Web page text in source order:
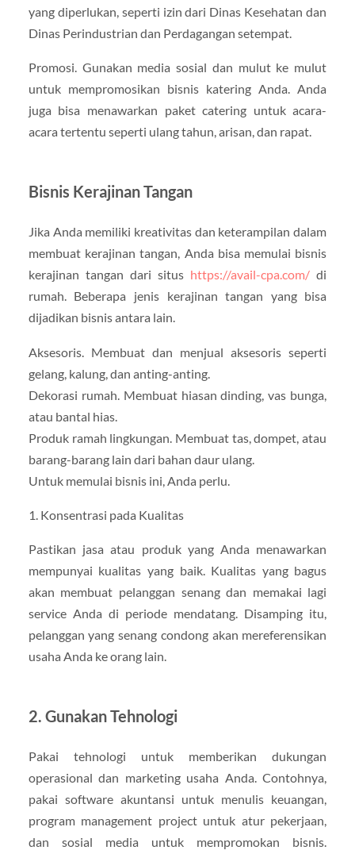
yang diperlukan, seperti izin dari Dinas Kesehatan dan
Dinas Perindustrian dan Perdagangan setempat.
Promosi. Gunakan media sosial dan mulut ke mulut
untuk mempromosikan bisnis katering Anda. Anda
juga bisa menawarkan paket catering untuk acara-
acara tertentu seperti ulang tahun, arisan, dan rapat.
Bisnis Kerajinan Tangan
Jika Anda memiliki kreativitas dan keterampilan dalam
membuat kerajinan tangan, Anda bisa memulai bisnis
kerajinan tangan dari situs https://avail-cpa.com/ di
rumah. Beberapa jenis kerajinan tangan yang bisa
dijadikan bisnis antara lain.
Aksesoris. Membuat dan menjual aksesoris seperti
gelang, kalung, dan anting-anting.
Dekorasi rumah. Membuat hiasan dinding, vas bunga,
atau bantal hias.
Produk ramah lingkungan. Membuat tas, dompet, atau
barang-barang lain dari bahan daur ulang.
Untuk memulai bisnis ini, Anda perlu.
1. Konsentrasi pada Kualitas
Pastikan jasa atau produk yang Anda menawarkan
mempunyai kualitas yang baik. Kualitas yang bagus
akan membuat pelanggan senang dan memakai lagi
service Anda di periode mendatang. Disamping itu,
pelanggan yang senang condong akan mereferensikan
usaha Anda ke orang lain.
2. Gunakan Tehnologi
Pakai tehnologi untuk memberikan dukungan
operasional dan marketing usaha Anda. Contohnya,
pakai software akuntansi untuk menulis keuangan,
program management project untuk atur pekerjaan,
dan sosial media untuk mempromokan bisnis.